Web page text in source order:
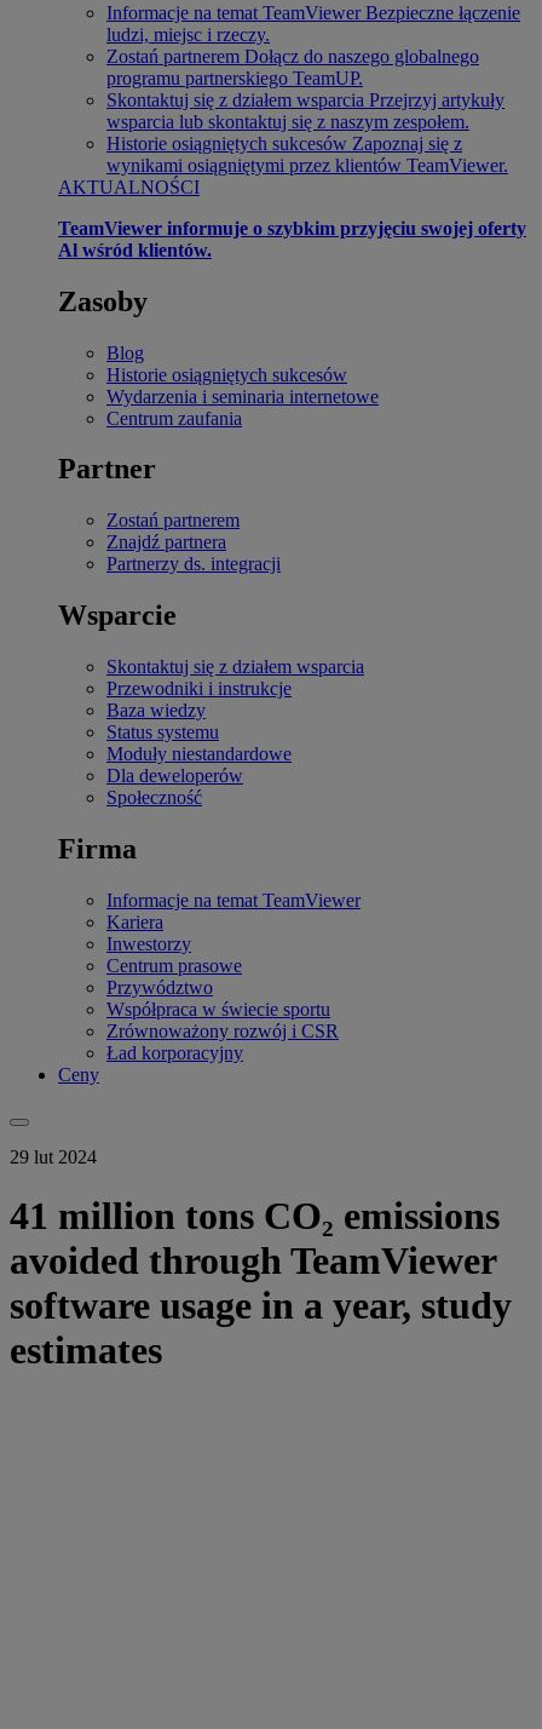
Informacje na temat TeamViewer Bezpieczne łączenie
ludzi, miejsc i rzeczy.
Zostań partnerem Dołącz do naszego globalnego
programu partnerskiego TeamUP.
Skontaktuj się z działem wsparcia Przejrzyj artykuły
wsparcia lub skontaktuj się z naszym zespołem.
Historie osiągniętych sukcesów Zapoznaj się z
wynikami osiągniętymi przez klientów TeamViewer.
AKTUALNOŚCI
TeamViewer informuje o szybkim przyjęciu swojej oferty
Al wśród klientów.
Zasoby
Blog
Historie osiągniętych sukcesów
Wydarzenia i seminaria internetowe
Centrum zaufania
Partner
Zostań partnerem
Znajdź partnera
Partnerzy ds. integracji
Wsparcie
Skontaktuj się z działem wsparcia
Przewodniki i instrukcje
Baza wiedzy
Status systemu
Moduły niestandardowe
Dla deweloperów
Społeczność
Firma
Informacje na temat TeamViewer
Kariera
Inwestorzy
Centrum prasowe
Przywództwo
Współpraca w świecie sportu
Zrównoważony rozwój i CSR
Ład korporacyjny
Ceny
29 lut 2024
41 million tons CO₂ emissions
avoided through TeamViewer
software usage in a year, study
estimates